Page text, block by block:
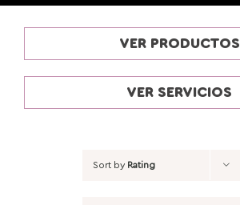
VER PRODUCTOS
VER SERVICIOS
Sort by Rating